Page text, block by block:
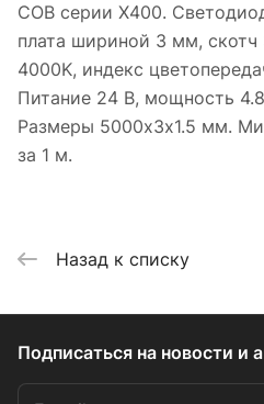
COB серии X400.
плата шириной 3 мм,
4000K, индекс
Питание 24 В, мощность
Размеры 5000х3х1.5 мм.
за 1 м.
Назад к списку
Подписаться на новости и